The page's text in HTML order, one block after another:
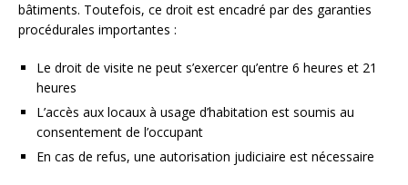
bâtiments. Toutefois, ce droit est encadré par des garanties
procédurales importantes :
Le droit de visite ne peut s’exercer qu’entre 6 heures et 21
heures
L’accès aux locaux à usage d’habitation est soumis au
consentement de l’occupant
En cas de refus, une autorisation judiciaire est nécessaire